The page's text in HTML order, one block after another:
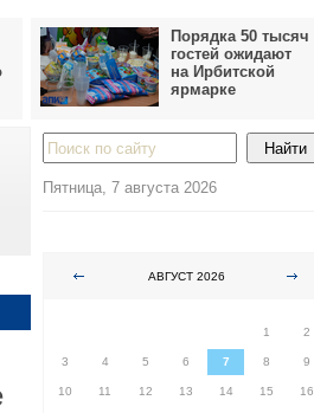
Порядка 50 тысяч
гостей ожидают
на Ирбитской
ярмарке
Пятница, 7 августа 2026
АВГУСТ 2026
1
2
3 4 5 6 7 8 9
10 11 12 13 14 15 16